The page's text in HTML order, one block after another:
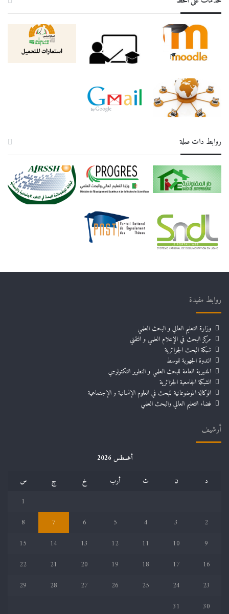
روابط دات صلة
روابط مفيدة
وزارة التعليم العالي و البحث العلمي
مركز البحث في الإعلام العلمي و التقني
شبكة البحث الجزائرية
الندوة الجهوية للوسط
المديرية العامة للبحث العلمي و التطوير التكنولوجي
الشبكة الجامعية الجزائرية
الوكالة الموضوعاتية للبحث في العلوم الإنسانية و الإجتماعية
فضاء التعليم العالي والبحث العلمي
أرشيف
أغسطس 2026
د
ن ث أرب خ ج
س
1
2
3
4
5
6
7
8
9
10
11
12
13
14
15
16
17
18
19
20
21
22
23
24
25
26
27
28
29
30
31